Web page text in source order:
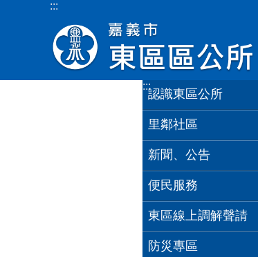
跳到主要內容區塊
:::
:::
認識東區公所
里鄰社區
新聞、公告
便民服務
東區線上調解聲請
防災專區